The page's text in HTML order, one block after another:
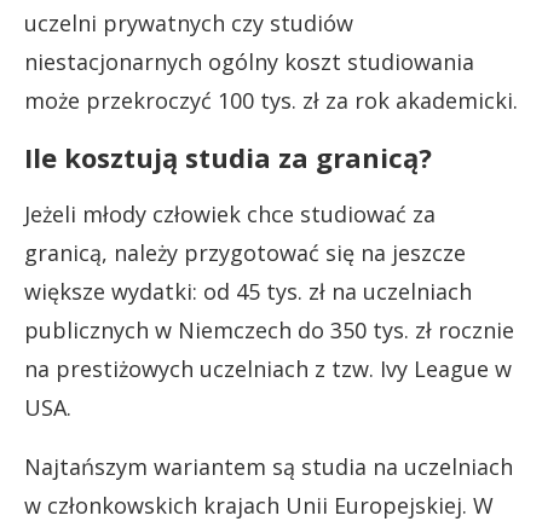
uczelni prywatnych czy studiów
niestacjonarnych ogólny koszt studiowania
może przekroczyć 100 tys. zł za rok akademicki.
Ile kosztują studia za granicą?
Jeżeli młody człowiek chce studiować za
granicą, należy przygotować się na jeszcze
większe wydatki: od 45 tys. zł na uczelniach
publicznych w Niemczech do 350 tys. zł rocznie
na prestiżowych uczelniach z tzw. Ivy League w
USA.
Najtańszym wariantem są studia na uczelniach
w członkowskich krajach Unii Europejskiej. W